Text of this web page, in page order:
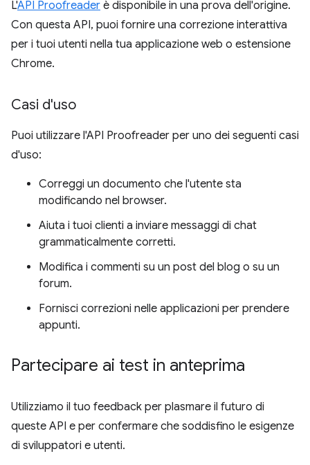
L'API Proofreader è disponibile in una prova dell'origine.
Con questa API, puoi fornire una correzione interattiva
per i tuoi utenti nella tua applicazione web o estensione
Chrome.
Casi d'uso
Puoi utilizzare l'API Proofreader per uno dei seguenti casi
d'uso:
Correggi un documento che l'utente sta
modificando nel browser.
Aiuta i tuoi clienti a inviare messaggi di chat
grammaticalmente corretti.
Modifica i commenti su un post del blog o su un
forum.
Fornisci correzioni nelle applicazioni per prendere
appunti.
Partecipare ai test in anteprima
Utilizziamo il tuo feedback per plasmare il futuro di
queste API e per confermare che soddisfino le esigenze
di sviluppatori e utenti.